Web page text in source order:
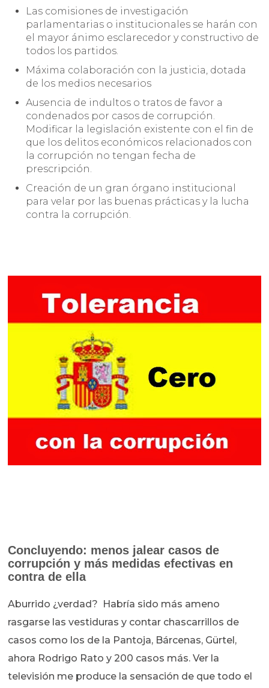
Las comisiones de investigación
parlamentarias o institucionales se harán con
el mayor ánimo esclarecedor y constructivo de
todos los partidos.
Máxima colaboración con la justicia, dotada
de los medios necesarios
Ausencia de indultos o tratos de favor a
condenados por casos de corrupción.
Modificar la legislación existente con el fin de
que los delitos económicos relacionados con
la corrupción no tengan fecha de
prescripción.
Creación de un gran órgano institucional
para velar por las buenas prácticas y la lucha
contra la corrupción.
Concluyendo: menos jalear casos de
corrupción y más medidas efectivas en
contra de ella
Aburrido ¿verdad? Habría sido más ameno
rasgarse las vestiduras y contar chascarrillos de
casos como los de la Pantoja, Bárcenas, Gürtel,
ahora Rodrigo Rato y 200 casos más. Ver la
televisión me produce la sensación de que todo el